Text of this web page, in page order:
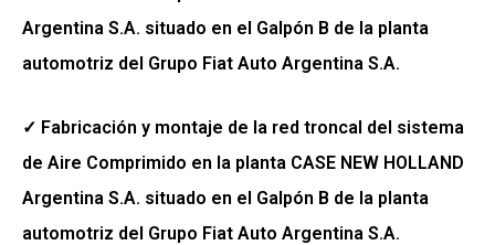
Argentina S.A. situado en el Galpón B de la planta
automotriz del Grupo Fiat Auto Argentina S.A.
✓ Fabricación y montaje de la red troncal del sistema
de Aire Comprimido en la planta CASE NEW HOLLAND
Argentina S.A. situado en el Galpón B de la planta
automotriz del Grupo Fiat Auto Argentina S.A.